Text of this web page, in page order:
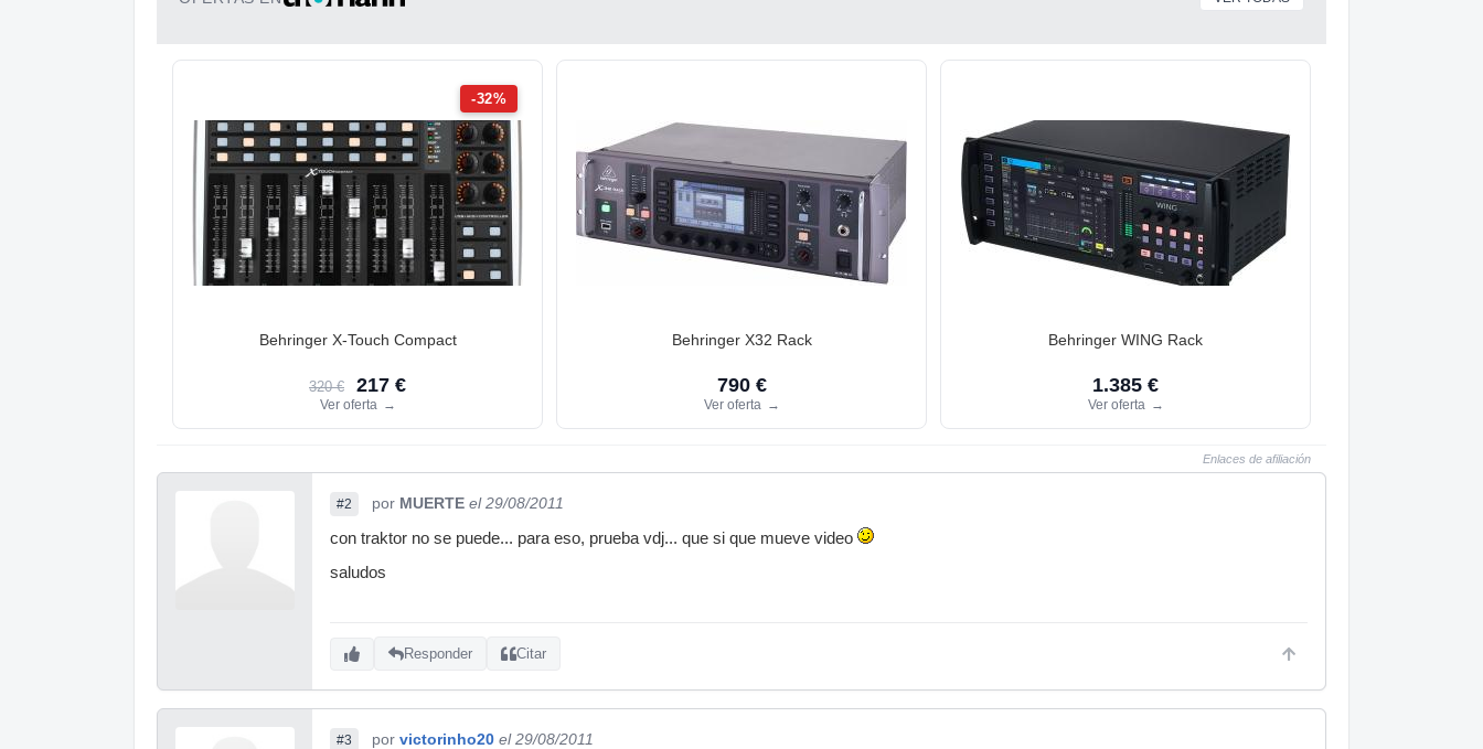
-32%
Behringer X-Touch Compact
320 € 217 €
Ver oferta →
Behringer X32 Rack
790 €
Ver oferta →
Behringer WING Rack
1.385 €
Ver oferta →
Enlaces de afiliación
#2 por MUERTE el 29/08/2011
con traktor no se puede... para eso, prueba vdj... que si que mueve video
saludos
Responder Citar
#3 por victorinho20 el 29/08/2011